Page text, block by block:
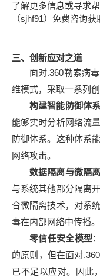
了解更多信息或寻求
（sjhf91）免费咨询
三、创新应对之道
面对.360勒索病
维模式，采取一系列创
构建智能防御体系
能够实时分析网络流
防御体系。这种体系
网络攻击。
数据隔离与微隔
与系统其他部分隔离
合微隔离技术，对系
毒在内部网络中传播。
零信任安全模型
的原则，但在面对
已不足以应对。因此